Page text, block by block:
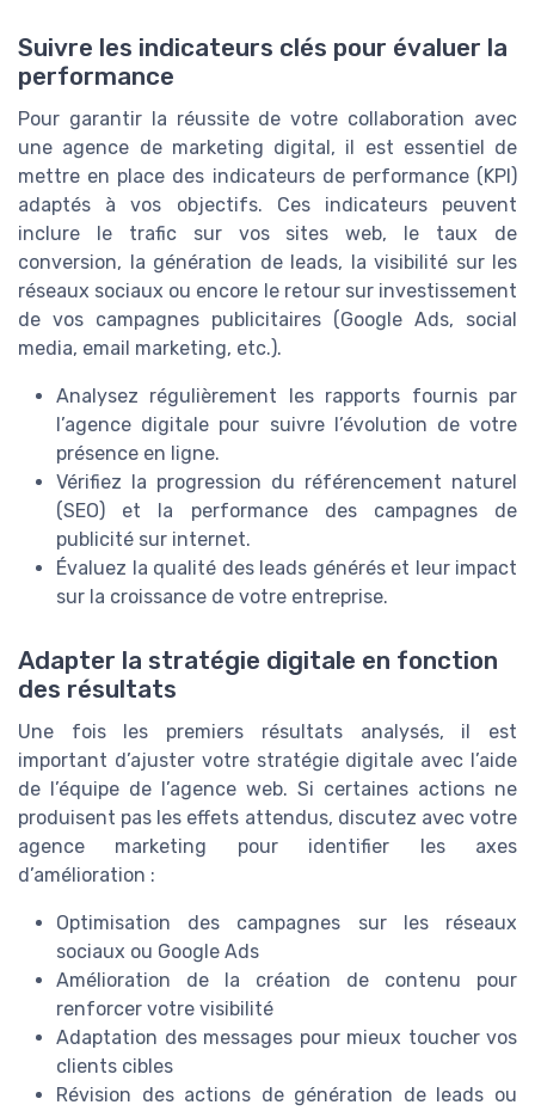
Suivre les indicateurs clés pour évaluer la
performance
Pour garantir la réussite de votre collaboration avec
une agence de marketing digital, il est essentiel de
mettre en place des indicateurs de performance (KPI)
adaptés à vos objectifs. Ces indicateurs peuvent
inclure le trafic sur vos sites web, le taux de
conversion, la génération de leads, la visibilité sur les
réseaux sociaux ou encore le retour sur investissement
de vos campagnes publicitaires (Google Ads, social
media, email marketing, etc.).
Analysez régulièrement les rapports fournis par
l’agence digitale pour suivre l’évolution de votre
présence en ligne.
Vérifiez la progression du référencement naturel
(SEO) et la performance des campagnes de
publicité sur internet.
Évaluez la qualité des leads générés et leur impact
sur la croissance de votre entreprise.
Adapter la stratégie digitale en fonction
des résultats
Une fois les premiers résultats analysés, il est
important d’ajuster votre stratégie digitale avec l’aide
de l’équipe de l’agence web. Si certaines actions ne
produisent pas les effets attendus, discutez avec votre
agence marketing pour identifier les axes
d’amélioration :
Optimisation des campagnes sur les réseaux
sociaux ou Google Ads
Amélioration de la création de contenu pour
renforcer votre visibilité
Adaptation des messages pour mieux toucher vos
clients cibles
Révision des actions de génération de leads ou